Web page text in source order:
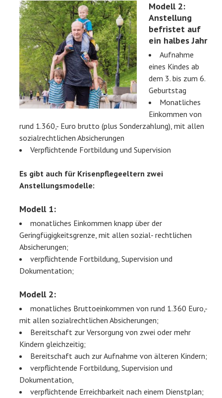
Modell 2:
Anstellung
befristet auf
ein halbes Jahr
Aufnahme
eines Kindes ab
dem 3. bis zum 6.
Geburtstag
Monatliches
Einkommen von
rund 1.360,- Euro brutto (plus Sonderzahlung), mit allen
sozialrechtlichen Absicherungen
Verpflichtende Fortbildung und Supervision
Es gibt auch für Krisenpflegeeltern zwei
Anstellungsmodelle:
Modell 1:
monatliches Einkommen knapp über der
Geringfügigkeitsgrenze, mit allen sozial- rechtlichen
Absicherungen;
verpflichtende Fortbildung, Supervision und
Dokumentation;
Modell 2:
monatliches Bruttoeinkommen von rund 1.360 Euro,-
mit allen sozialrechtlichen Absicherungen;
Bereitschaft zur Versorgung von zwei oder mehr
Kindern gleichzeitig;
Bereitschaft auch zur Aufnahme von älteren Kindern;
verpflichtende Fortbildung, Supervision und
Dokumentation,
verpflichtende Erreichbarkeit nach einem Dienstplan;